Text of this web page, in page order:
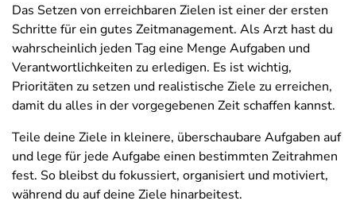
Das Setzen von erreichbaren Zielen ist einer der ersten
Schritte für ein gutes Zeitmanagement. Als Arzt hast du
wahrscheinlich jeden Tag eine Menge Aufgaben und
Verantwortlichkeiten zu erledigen. Es ist wichtig,
Prioritäten zu setzen und realistische Ziele zu erreichen,
damit du alles in der vorgegebenen Zeit schaffen kannst.
Teile deine Ziele in kleinere, überschaubare Aufgaben auf
und lege für jede Aufgabe einen bestimmten Zeitrahmen
fest. So bleibst du fokussiert, organisiert und motiviert,
während du auf deine Ziele hinarbeitest.